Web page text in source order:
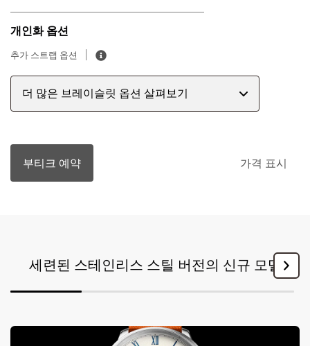
개인화 옵션
추가 스트랩 옵션
더 많은 브레이슬릿 옵션 살펴보기
부티크 예약 가격 표시
세련된 스테인리스 스틸 버전의 신규 모델